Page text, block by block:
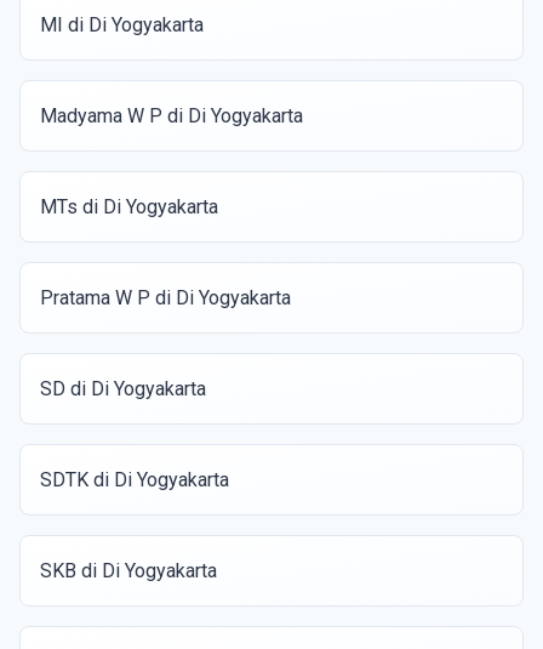
MI di Di Yogyakarta
Madyama W P di Di Yogyakarta
MTs di Di Yogyakarta
Pratama W P di Di Yogyakarta
SD di Di Yogyakarta
SDTK di Di Yogyakarta
SKB di Di Yogyakarta